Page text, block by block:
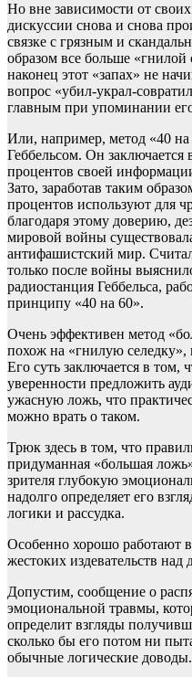
Но вне зависимости от
дискуссии снова и снова
связке с грязным и
образом все больше «гнилой
наконец этот «запах» не
вопрос «убил-украл-
главным при упоминании
Или, например, метод «40
Геббельсом. Он
процентов своей
Зато, заработав таким
процентов используют для
благодаря этому доверию,
мировой войны
антифашистский мир.
только после войны
радиостанция Геббельса,
принципу «40 на 60».
Очень эффективен метод
похож на «гнилую селедку»,
Его суть заключается в том,
уверенности предложить
ужасную ложь, что
можно врать о таком.
Трюк здесь в том, что
придуманная «большая
зрителя глубокую
надолго определяет его
логики и рассудка.
Особенно хорошо работают
жестоких издевательств
Допустим, сообщение о
эмоциональной травмы,
определит взгляды
сколько бы его потом ни
обычные логические доводы.